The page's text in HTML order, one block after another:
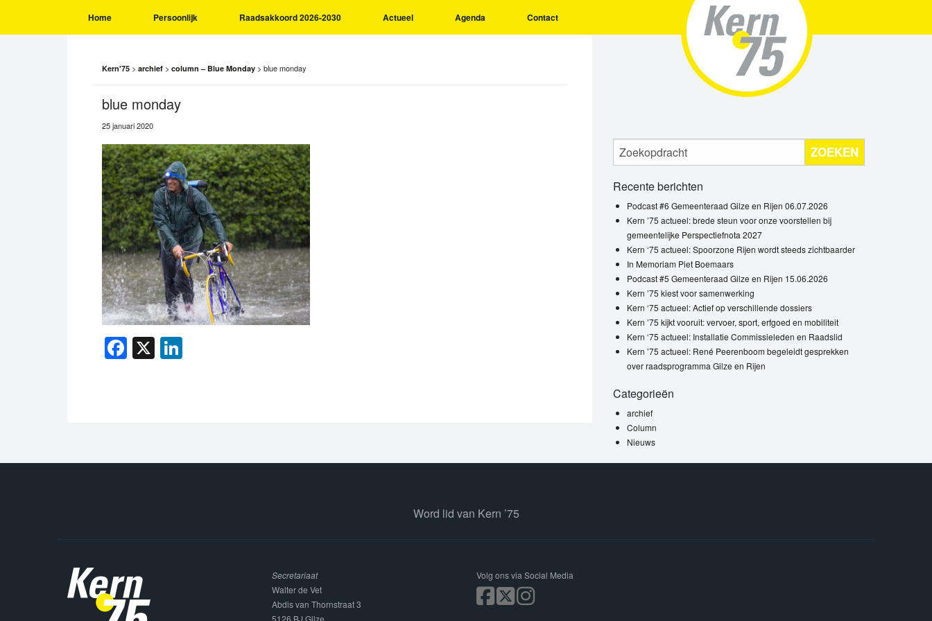
Home Persoonlijk Raadsakkoord 2026-2030 Actueel Agenda Contact
Kern'75 > archief > column – Blue Monday > blue monday
blue monday
25 januari 2020
Facebook
X
ZOEKEN
Recente berichten
Podcast #6 Gemeenteraad Gilze en Rijen 06.07.2026
Kern ’75 actueel: brede steun voor onze voorstellen bij
gemeentelijke Perspectiefnota 2027
Kern ‘75 actueel: Spoorzone Rijen wordt steeds zichtbaarder
In Memoriam Piet Boemaars
Podcast #5 Gemeenteraad Gilze en Rijen 15.06.2026
Kern ’75 kiest voor samenwerking
Kern ‘75 actueel: Actief op verschillende dossiers
Kern ’75 kijkt vooruit: vervoer, sport, erfgoed en mobiliteit
Kern ‘75 actueel: Installatie Commissieleden en Raadslid
Kern ’75 actueel: René Peerenboom begeleidt gesprekken
over raadsprogramma Gilze en Rijen
Categorieën
archief
Column
Nieuws
Word lid van Kern ’75
Secretariaat
Walter de Vet
Abdis van Thornstraat 3
5126 BJ Gilze
Volg ons via Social Media